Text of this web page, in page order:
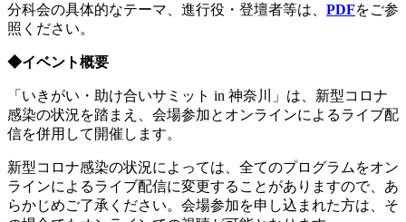
分科会の具体的なテーマ、進行役・登壇者等は、 PDFをご参
照ください。
◆イベント概要
「いきがい・助け合いサミット in 神奈川」は、新型コロナ
感染の状況を踏まえ、会場参加とオンラインによるライブ配
信を併用して開催します。
新型コロナ感染の状況によっては、全てのプログラムをオン
ラインによるライブ配信に変更することがありますので、あ
らかじめご了承ください。会場参加を申し込まれた方は、そ